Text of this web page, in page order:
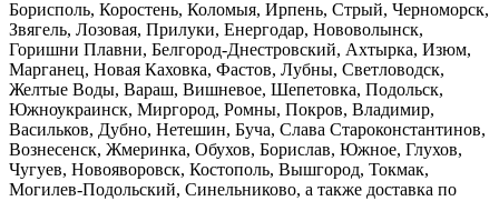
Борисполь, Коростень, Коломыя, Ирпень, Стрый, Черноморск,
Звягель, Лозовая, Прилуки, Енергодар, Нововолынск,
Горишни Плавни, Белгород-Днестровский, Ахтырка, Изюм,
Марганец, Новая Каховка, Фастов, Лубны, Светловодск,
Желтые Воды, Вараш, Вишневое, Шепетовка, Подольск,
Южноукраинск, Миргород, Ромны, Покров, Владимир,
Васильков, Дубно, Нетешин, Буча, Слава Староконстантинов,
Вознесенск, Жмеринка, Обухов, Борислав, Южное, Глухов,
Чугуев, Новояворовск, Костополь, Вышгород, Токмак,
Могилев-Подольский, Синельниково, а также доставка по